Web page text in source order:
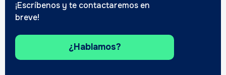
¡Escríbenos y te contactaremos en
breve!
¿Hablamos?